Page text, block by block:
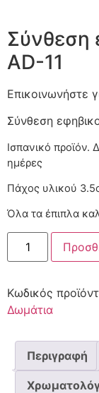
Σύνθεση
AD-11
Επικοινωνήστε
Σύνθεση
Ισπανικό προϊόν.
Πάχος υλικού
Όλα τα έπιπλα
Κωδικός
Δωμάτια
Περιγραφή